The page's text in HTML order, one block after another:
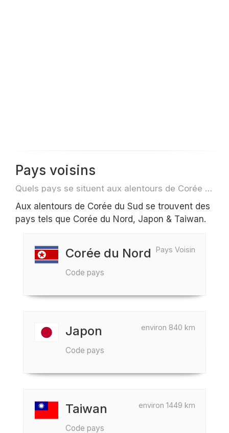
Pays voisins
Quels pays se situent aux alentours de Corée du Sud par exemple pour des voyage ou des vols
Aux alentours de Corée du Sud se trouvent des
pays tels que Corée du Nord, Japon & Taiwan.
Pays Voisin
Corée du Nord
Code pays
environ 840 km
Japon
Code pays
environ 1449 km
Taiwan
Code pays